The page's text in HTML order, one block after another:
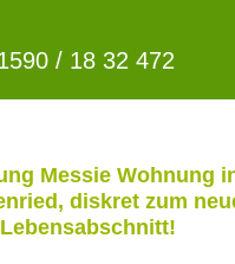
/ 18 32 472
Messie Wohnung
diskret zum
Lebensabschnitt!